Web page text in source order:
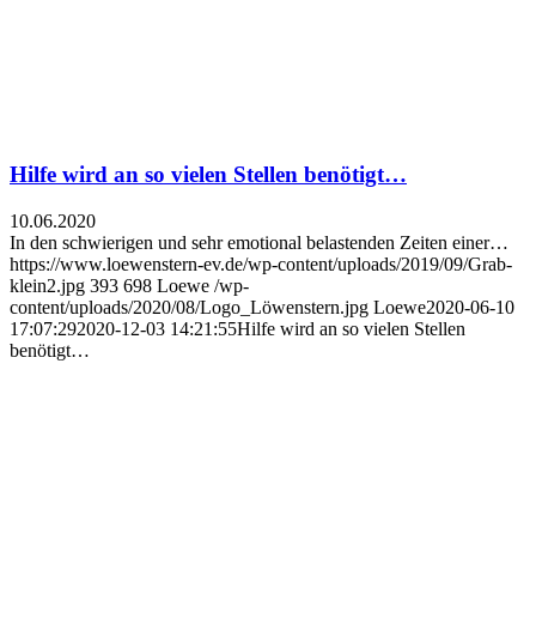
Hilfe wird an so vielen Stellen benötigt…
10.06.2020
In den schwierigen und sehr emotional belastenden Zeiten einer…
https://www.loewenstern-ev.de/wp-content/uploads/2019/09/Grab-
klein2.jpg 393 698 Loewe /wp-
content/uploads/2020/08/Logo_Löwenstern.jpg Loewe2020-06-10
17:07:292020-12-03 14:21:55Hilfe wird an so vielen Stellen
benötigt…